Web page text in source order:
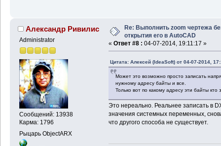
Александр Ривилис
Administrator
Сообщений: 13938
Карма: 1796
Рыцарь ObjectARX
Re: Выполнить zoom чертежа
открытия его в AutoCAD
« Ответ #8 : 04-07-2014, 19:11:17 »
Цитата: Алексей (IdeaSoft) от 04-07-2014,
Может это возможно просто записать
нужному адресу байты и все.
Только вот по какому адресу эти байты
Это нереально. Реальнее записать в
значения системных переменных,
что другого способа не существует.